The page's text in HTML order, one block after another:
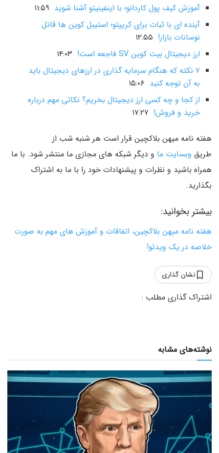
آموزش کیف پول کاردانو؛ با اینفینیتو آشنا شوید
آینده ای با ثبات برای کریپتو؛ استیبل کوین ها قاتل
نوسانات بازار!
ارز دیجیتال بیت کوین SV فاجعه است!
۷ نکته که هنگام سرمایه گذاری در ارزهای دیجیتال باید
به آن توجه کنید
از کجا و چه کسی ارز دیجیتال بخریم؟ نکاتی مهم درباره
خرید و فروش!
هفته نامه میهن بلاکچین قرار است هر شنبه شب از
طریق وبسایت ما و دیگر شبکه های مجازی ما منتشر شود. با ما
همراه باشید و نظرات و پیشنهادات خود را با ما به اشتراک
بگذارید.
بیشتر بخوانید:
هفته نامه میهن بلاکچین، اتفاقات و آموزش های مهم به صورت
خلاصه در یک ویدئو!
نشان گذاری
نوشته‌های مشابه